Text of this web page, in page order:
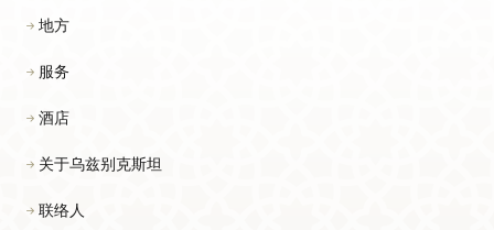
地方
服务
酒店
关于乌兹别克斯坦
联络人